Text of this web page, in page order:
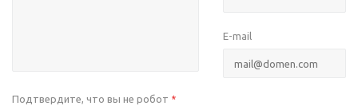
E-mail
Подтвердите, что вы не робот *